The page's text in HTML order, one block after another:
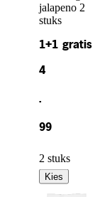
jalapeno 2
stuks
1+1 gratis
4
.
99
2 stuks
Kies